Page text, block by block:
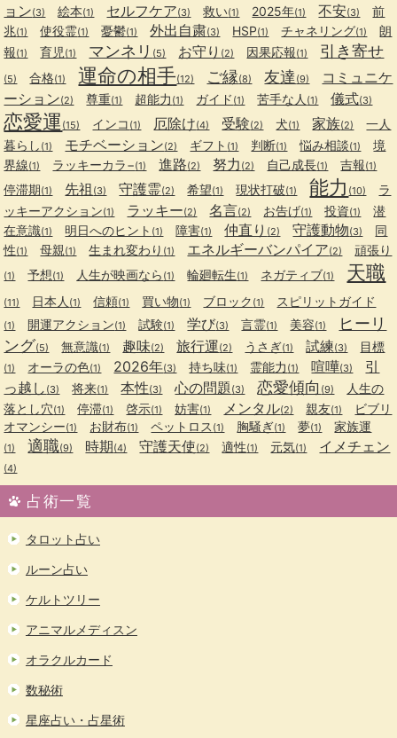
ョン(3) 絵本(1) セルフケア(3) 救い(1) 2025年(1) 不安(3)
前
兆(1) 使役霊(1) 憂鬱(1) 外出自粛(3) HSP(1) チャネリング(1)
朗
報(1) 育児 (1) マンネリ (5) お守り (2) 因果応報(1) 引き寄せ
(5) 合格(1) 運命の相手(12) ご縁(8) 友達 (9)
コミュニケ
ーション(2) 尊重(1) 超能力 (1) ガイド (1) 苦手な人 (1) 儀式(3)
恋愛運 (15) インコ (1) 厄除け(4) 受験(2) 犬(1) 家族(2)
一人
暮らし (1) モチベーション(2) ギフト (1) 判断(1) 悩み相談(1)
境
界線(1) ラッキーカラ−(1) 進路(2) 努力 (2) 自己成長(1) 吉報(1)
停滞期(1) 先祖 (3) 守護霊(2) 希望(1) 現状打破(1) 能力 (10)
ラ
ッキーアクション(1) ラッキー(2) 名言(2) お告げ(1) 投資(1)
潜
在意識(1) 明日へのヒント (1) 障害(1) 仲直り (2) 守護動物(3)
同
性(1) 母親(1) 生まれ変わり (1) エネルギーバンパイア(2) 頑張り
(1) 予想(1) 人生が映画なら (1) 輪廻転生(1) ネガティブ(1) 天職
(11) 日本人 (1) 信頼(1) 買い物(1) ブロック (1) スピリットガイド
(1) 開運アクション(1) 試験(1) 学び(3) 言霊(1) 美容(1)
ヒーリ
ング(5) 無意識(1) 趣味(2) 旅行運(2) うさぎ(1) 試練(3) 目標
(1) オーラの色(1) 2026年(3) 持ち味(1) 霊能力 (1) 喧嘩(3)
引
っ越し (3) 将来(1) 本性(3) 心の問題 (3) 恋愛傾向 (9)
人生の
落とし穴(1) 停滞(1) 啓示(1) 妨害(1) メンタル(2) 親友(1)
ビブリ
オマンシー(1) お財布(1) ペットロス (1) 胸騒ぎ(1) 夢(1) 家族運
(1) 適職(9) 時期(4) 守護天使(2) 適性(1) 元気(1) イメチェン
(4)
占術一覧
タロット占い
ルーン占い
ケルトツリー
アニマルメディスン
オラクルカード
数秘術
星座占い・占星術